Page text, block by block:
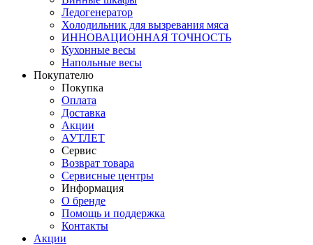
Ледогенератор
Холодильник для вызревания мяса
ИННОВАЦИОННАЯ ТОЧНОСТЬ
Кухонные весы
Напольные весы
Покупателю
Покупка
Оплата
Доставка
Акции
АУТЛЕТ
Сервис
Возврат товара
Сервисные центры
Информация
О бренде
Помощь и поддержка
Контакты
Акции